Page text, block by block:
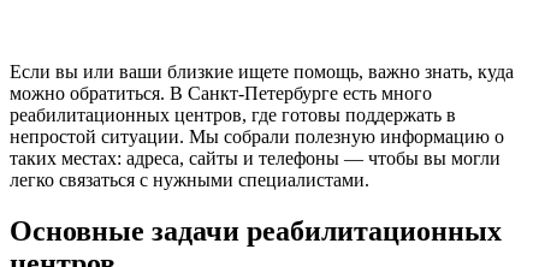
Если вы или ваши близкие ищете помощь, важно знать, куда
можно обратиться. В Санкт-Петербурге есть много
реабилитационных центров, где готовы поддержать в
непростой ситуации. Мы собрали полезную информацию о
таких местах: адреса, сайты и телефоны — чтобы вы могли
легко связаться с нужными специалистами.
Основные задачи реабилитационных